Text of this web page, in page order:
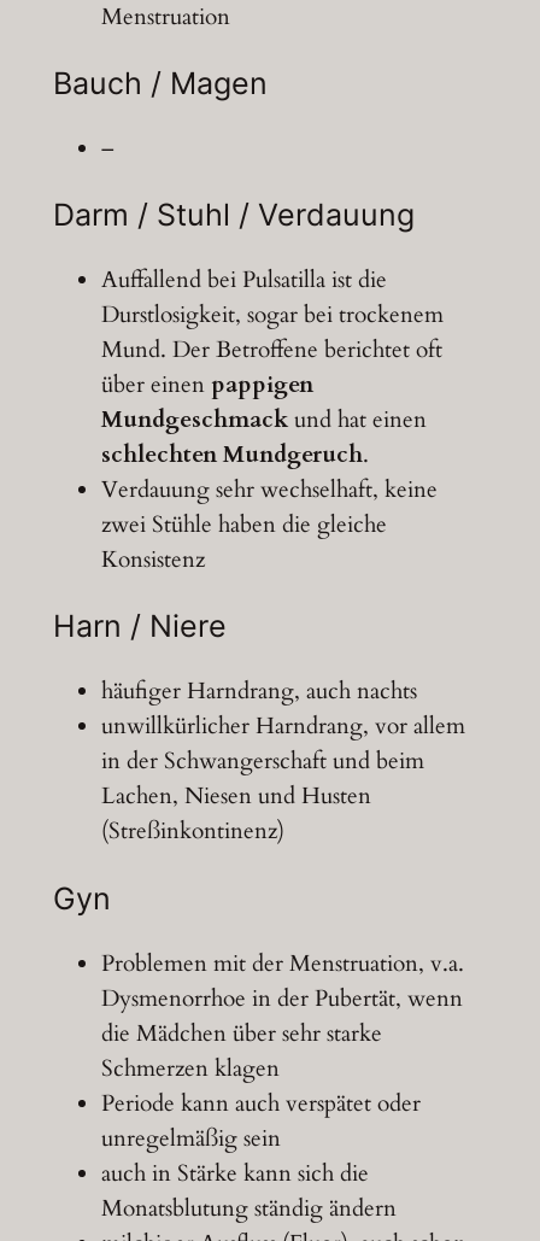
Menstruation
Bauch / Magen
–
Darm / Stuhl / Verdauung
Auffallend bei Pulsatilla ist die
Durstlosigkeit, sogar bei trockenem
Mund. Der Betroffene berichtet oft
über einenpappigen
Mundgeschmackund hat einen
schlechten Mundgeruch.
Verdauung sehr wechselhaft, keine
zwei Stühle haben die gleiche
Konsistenz
Harn / Niere
häufiger Harndrang, auch nachts
unwillkürlicher Harndrang, vor allem
in der Schwangerschaft und beim
Lachen, Niesen und Husten
(Streßinkontinenz)
Gyn
Problemen mit der Menstruation, v.a.
Dysmenorrhoe in der Pubertät, wenn
die Mädchen über sehr starke
Schmerzen klagen
Periode kann auch verspätet oder
unregelmäßig sein
auch in Stärke kann sich die
Monatsblutung ständig ändern